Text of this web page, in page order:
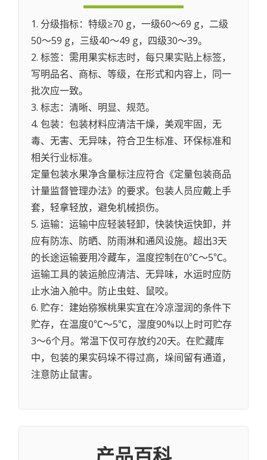
1. 分级指标：特级≥70 g，一级60～69 g，二级
50～59 g，三级40～49 g，四级30～39。
2. 标签：需用果实标志时，每只果实贴上标签，
写明品名、商标、等级，在形式和内容上，同一
批次应一致。
3. 标志：清晰、明显、规范。
4. 包装：包装材料应清洁干燥，美观牢固，无
毒、无害、无异味，符合卫生标准、环保标准和
相关行业标准。
定量包装水果净含量标注应符合《定量包装商品
计量监督管理办法》的要求。包装人员应戴上手
套，轻拿轻放，避免机械损伤。
5. 运输：运输中应轻装轻卸，快装快运快卸，并
应有防冻、防晒、防雨淋和通风设施。超出3天
的长途运输要用冷藏车，温度控制在0℃～5℃。
运输工具的装运舱应清洁、无异味，水运时应防
止水油入舱中。防止虫蛀、鼠咬。
6. 贮存：建始猕猴桃果实宜在冷凉湿润的条件下
贮存，在温度0℃～5℃，湿度90%以上时可贮存
3～6个月。常温下仅可存放约20天。在贮藏库
中，包装的果实码垛不得过高，垛间留有通道，
注意防止鼠害。